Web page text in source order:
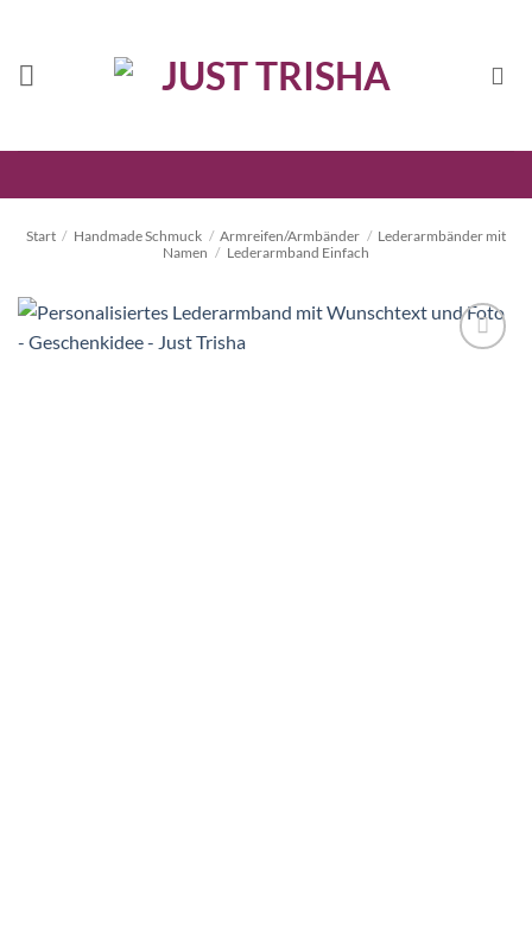
springen
Start / Handmade Schmuck / Armreifen/Armbänder / Lederarmbänder mit
Namen / Lederarmband Einfach